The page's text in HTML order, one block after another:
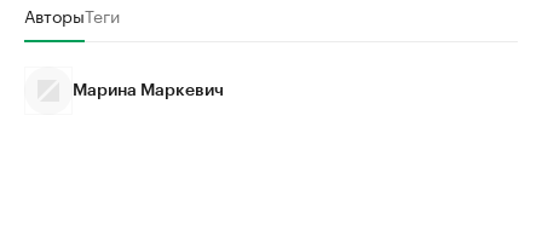
АвторыТеги
Марина Маркевич